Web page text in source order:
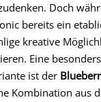
Doch
bereits ein
kreative
Eine
ist der
Kombination aus